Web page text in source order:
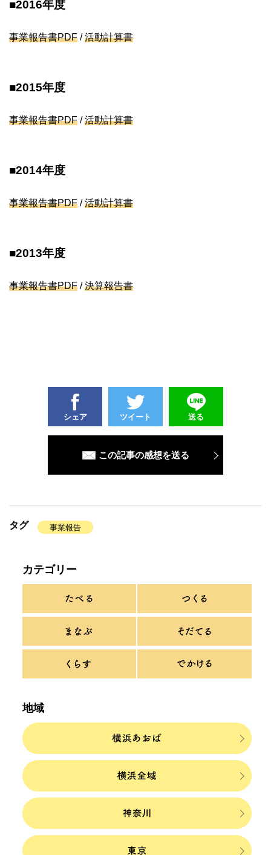
■2016年度
事業報告書PDF /活動計算書
■2015年度
事業報告書PDF /活動計算書
■2014年度
事業報告書PDF /活動計算書
■2013年度
事業報告書PDF /決算報告書
シェア ツイート 送る
この記事の感想を送る
タグ 事業報告
カテゴリー
地域